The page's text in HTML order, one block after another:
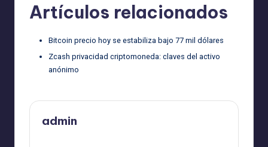
Artículos relacionados
Bitcoin precio hoy se estabiliza bajo 77 mil dólares
Zcash privacidad criptomoneda: claves del activo
anónimo
admin